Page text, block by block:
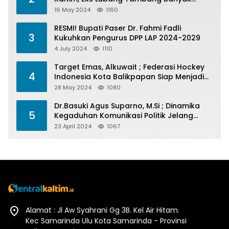
Menelan Korban
16 May 2024 1160
3
RESMI! Bupati Paser Dr. Fahmi Fadli
Kukuhkan Pengurus DPP LAP 2024-2029
4 July 2024 1110
4
Target Emas, Alkuwait ; Federasi Hockey
Indonesia Kota Balikpapan Siap Menjadi
Barometer Prestasi Di Kaltim
28 May 2024 1080
5
Dr.Basuki Agus Suparno, M.Si ; Dinamika
Kegaduhan Komunikasi Politik Jelang
Pesta Politik 2024
23 April 2024 1067
Alamat : Jl Aw Syahrani Gg 3B. Kel Air Hitam.
Kec Samarinda Ulu Kota Samarinda - Provinsi